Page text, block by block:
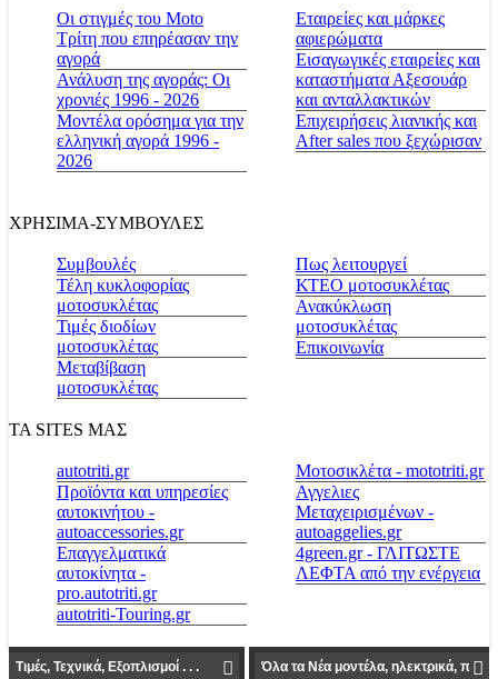
Οι στιγμές του Moto
Τρίτη που επηρέασαν την
αγορά
Ανάλυση της αγοράς: Οι
χρονιές 1996 - 2026
Μοντέλα ορόσημα για την
ελληνική αγορά 1996 -
2026
Εταιρείες και μάρκες
αφιερώματα
Εισαγωγικές εταιρείες και
καταστήματα Αξεσουάρ
και ανταλλακτικών
Επιχειρήσεις λιανικής και
After sales που ξεχώρισαν
ΧΡΗΣΙΜΑ-ΣΥΜΒΟΥΛΕΣ
Συμβουλές
Τέλη κυκλοφορίας
μοτοσυκλέτας
Τιμές διοδίων
μοτοσυκλέτας
Μεταβίβαση
μοτοσυκλέτας
Πως λειτουργεί
ΚΤΕΟ μοτοσυκλέτας
Ανακύκλωση
μοτοσυκλέτας
Επικοινωνία
ΤΑ SITES ΜΑΣ
autotriti.gr
Προϊόντα και υπηρεσίες
αυτοκινήτου -
autoaccessories.gr
Επαγγελματικά
αυτοκίνητα -
pro.autotriti.gr
autotriti-Touring.gr
Μοτοσικλέτα - mototriti.gr
Αγγελιες
Μεταχειρισμένων -
autoaggelies.gr
4green.gr - ΓΛΙΤΩΣΤΕ
ΛΕΦΤΑ από την ενέργεια